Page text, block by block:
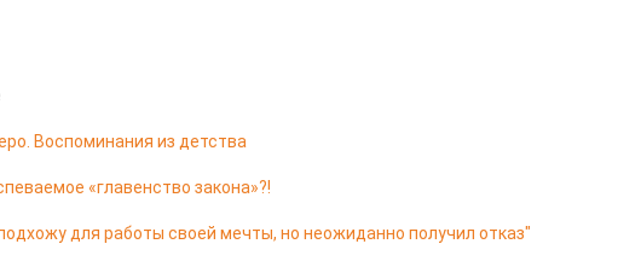
Воспоминания из детства
«главенство закона»?!
для работы своей мечты, но неожиданно получил отказ"